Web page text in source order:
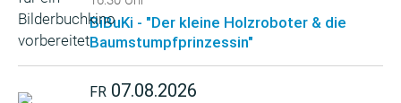
BiBuKi - "Der kleine Holzroboter & die
Baumstumpfprinzessin"
FR 07.08.2026